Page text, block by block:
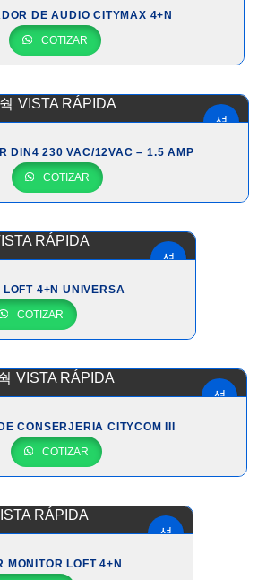
DE AUDIO CITYMAX 4+N
COTIZAR
VISTA RÁPIDA
DIN4 230 VAC/12VAC – 1.5 AMP
COTIZAR
RÁPIDA
LOFT 4+N UNIVERSA
COTIZAR
VISTA RÁPIDA
CONSERJERIA CITYCOM III
COTIZAR
RÁPIDA
MONITOR LOFT 4+N